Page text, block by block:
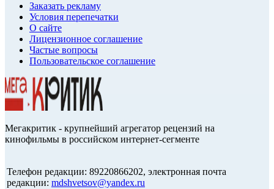
Заказать рекламу
Условия перепечатки
О сайте
Лицензионное соглашение
Частые вопросы
Пользовательское соглашение
Мегакритик - крупнейший агрегатор рецензий на
кинофильмы в российском интернет-сегменте
Телефон редакции: 89220866202, электронная почта
редакции: mdshvetsov@yandex.ru